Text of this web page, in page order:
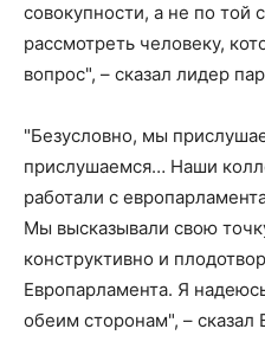
совокупности, а не по той
рассмотреть человеку,
вопрос", – сказал лидер
"Безусловно, мы
прислушаемся… Наши
работали с
Мы высказывали свою
конструктивно и
Европарламента. Я
обеим сторонам", – сказал